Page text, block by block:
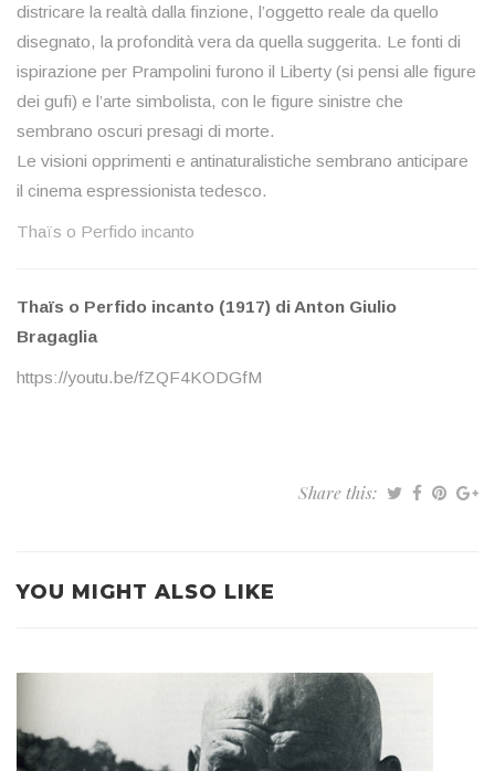
districare la realtà dalla finzione, l’oggetto reale da quello
disegnato, la profondità vera da quella suggerita. Le fonti di
ispirazione per Prampolini furono il Liberty (si pensi alle figure
dei gufi) e l’arte simbolista, con le figure sinistre che
sembrano oscuri presagi di morte.
Le visioni opprimenti e antinaturalistiche sembrano anticipare
il cinema espressionista tedesco.
Thaïs o Perfido incanto
Thaïs o Perfido incanto (1917) di Anton Giulio
Bragaglia
https://youtu.be/fZQF4KODGfM
Share this:
YOU MIGHT ALSO LIKE